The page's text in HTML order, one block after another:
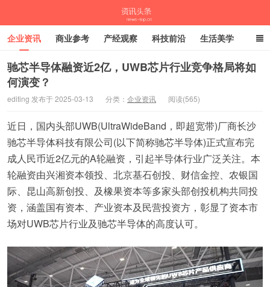
资讯头条
企业资讯 商业参考 产经观察 科技前沿 生活美学
时尚潮流 母婴亲子 专栏
驰芯半导体融资近2亿，UWB芯片行业竞争格局将如
何演变？
editing 发布于 2025-03-13 分类： 企业资讯 阅读(565)
近日，国内头部UWB(UltraWideBand，即超宽带)厂商长沙
驰芯半导体科技有限公司(以下简称驰芯半导体)正式宣布完
成人民币近2亿元的A轮融资，引起半导体行业广泛关注。本
轮融资由兴湘资本领投、北京基石创投、财信金控、农银国
际、昆山高新创投、及橡果资本等多家头部创投机构共同投
资，涵盖国有资本、产业资本及民营投资方，彰显了资本市
场对UWB芯片行业及驰芯半导体的高度认可。